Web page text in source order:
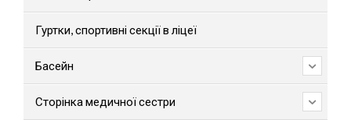
Гуртки, спортивні секції в ліцеї
Басейн
Сторінка медичної сестри